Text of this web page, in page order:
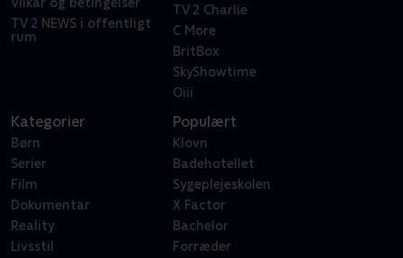
TV 2 NEWS i offentligt
rum
TV 2 Charlie
C More
BritBox
SkyShowtime
Oiii
Kategorier
Børn
Serier
Film
Dokumentar
Reality
Livsstil
Populært
Klovn
Badehotellet
Sygeplejeskolen
X Factor
Bachelor
Forræder